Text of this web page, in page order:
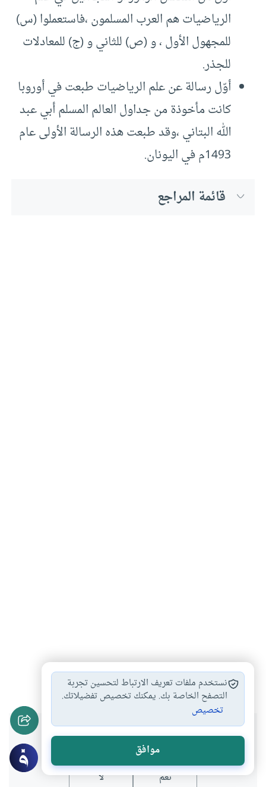
الرياضيات هم العرب المسلمون ،فاستعملوا (س)
للمجهول الأول ، و (ص) للثاني و (ج) للمعادلات
للجذر.
أوّل رسالة عن علم الرياضيات طبعت في أوروبا
كانت مأخوذة من جداول العالم المسلم أبي عبد
الله البتاني ،وقد طبعت هذه الرسالة الأولى عام
1493م في اليونان.
قائمة المراجع
العرب # علوم #المسلمون #الرياضيات الحساب
هل انتفعت بهذا المحتوى؟
نعم لا
نستخدم ملفات تعريف الارتباط لتحسين تجربة
التصفح الخاصة بك. يمكنك تخصيص تفضيلاتك.
تخصيص
موافق